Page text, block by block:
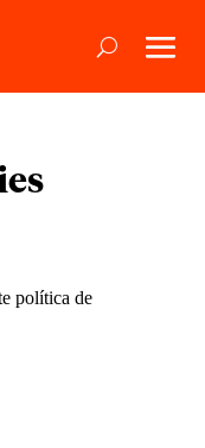
política de